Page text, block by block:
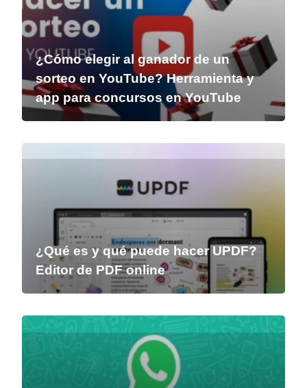
¿Cómo elegir al ganador de un
sorteo en YouTube? Herramienta y
app para concursos en YouTube
¿Qué es y qué puede hacer UPDF?
Editor de PDF online